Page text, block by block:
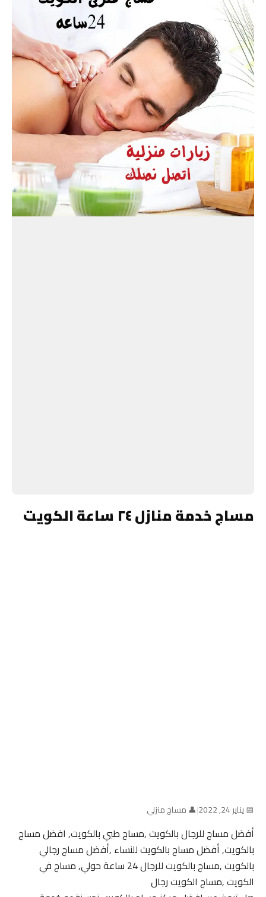
مساج خدمة منازل ٢٤ ساعة الكويت
📅 يناير 24, 2022 |👤 مساج منزلي
أفضل مساج للرجال بالكويت ,مساج طبي بالكويت, افضل مساج
بالكويت, أفضل مساج بالكويت للنساء ,أفضل مساج رجالي
بالكويت ,مساج بالكويت للرجال 24 ساعة حولي, مساج في
الكويت ,مساج الكويت رجال